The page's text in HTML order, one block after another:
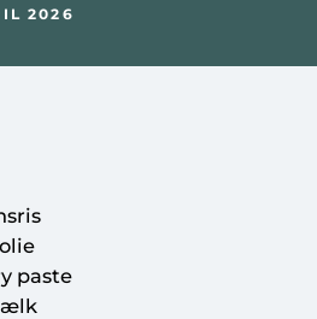
2026
paste